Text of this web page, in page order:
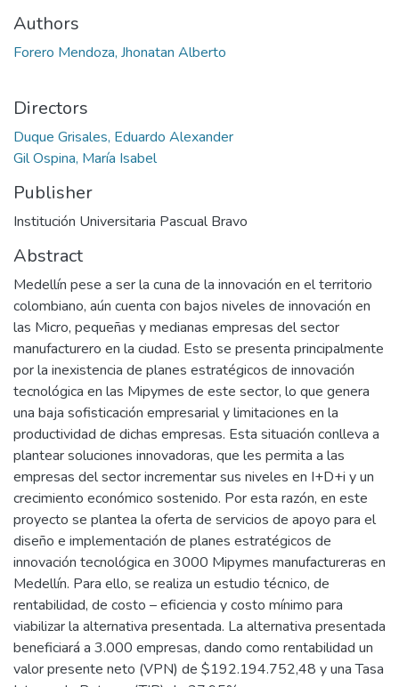
Authors
Forero Mendoza, Jhonatan Alberto
Directors
Duque Grisales, Eduardo Alexander
Gil Ospina, María Isabel
Publisher
Institución Universitaria Pascual Bravo
Abstract
Medellín pese a ser la cuna de la innovación en el territorio
colombiano, aún cuenta con bajos niveles de innovación en
las Micro, pequeñas y medianas empresas del sector
manufacturero en la ciudad. Esto se presenta principalmente
por la inexistencia de planes estratégicos de innovación
tecnológica en las Mipymes de este sector, lo que genera
una baja sofisticación empresarial y limitaciones en la
productividad de dichas empresas. Esta situación conlleva a
plantear soluciones innovadoras, que les permita a las
empresas del sector incrementar sus niveles en I+D+i y un
crecimiento económico sostenido. Por esta razón, en este
proyecto se plantea la oferta de servicios de apoyo para el
diseño e implementación de planes estratégicos de
innovación tecnológica en 3000 Mipymes manufactureras en
Medellín. Para ello, se realiza un estudio técnico, de
rentabilidad, de costo – eficiencia y costo mínimo para
viabilizar la alternativa presentada. La alternativa presentada
beneficiará a 3.000 empresas, dando como rentabilidad un
valor presente neto (VPN) de $192.194.752,48 y una Tasa